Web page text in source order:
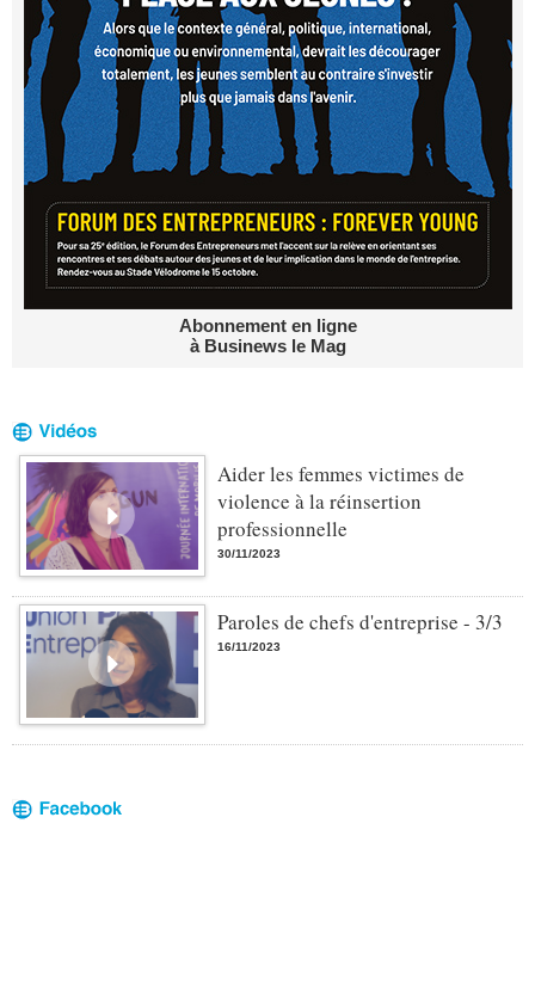
Abonnement en ligne
à Businews le Mag
Aider les femmes victimes de
violence à la réinsertion
professionnelle
30/11/2023
Paroles de chefs d'entreprise - 3/3
16/11/2023